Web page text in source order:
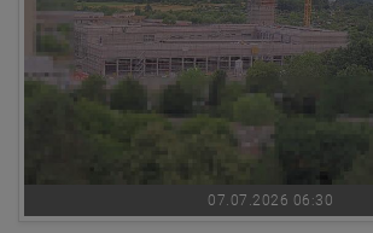
07.07.2026 06:30